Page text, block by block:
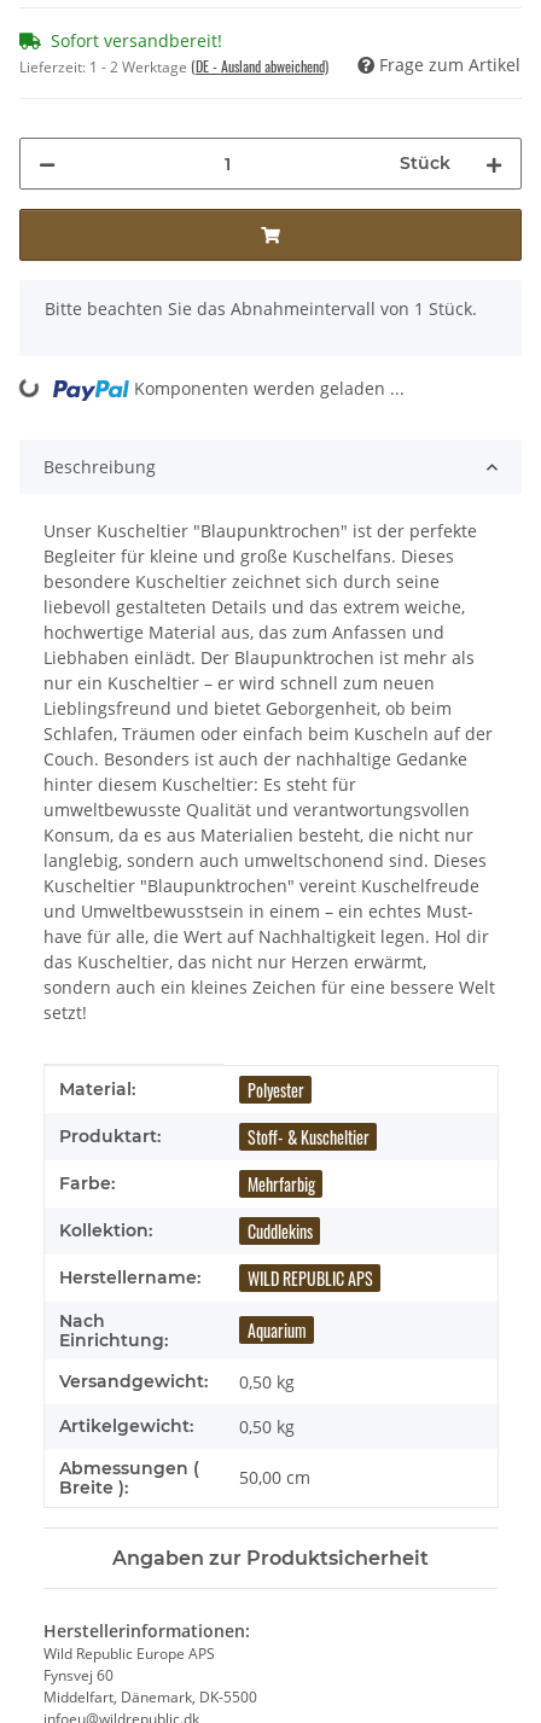
Sofort versandbereit!
Lieferzeit: 1 - 2 Werktage (DE - Ausland abweichend) Frage zum Artikel
Stück
x
Bitte beachten Sie das Abnahmeintervall von 1 Stück.
Komponenten werden geladen ...
Beschreibung
Unser Kuscheltier "Blaupunktrochen" ist der perfekte
Begleiter für kleine und große Kuschelfans. Dieses
besondere Kuscheltier zeichnet sich durch seine
liebevoll gestalteten Details und das extrem weiche,
hochwertige Material aus, das zum Anfassen und
Liebhaben einlädt. Der Blaupunktrochen ist mehr als
nur ein Kuscheltier – er wird schnell zum neuen
Lieblingsfreund und bietet Geborgenheit, ob beim
Schlafen, Träumen oder einfach beim Kuscheln auf der
Couch. Besonders ist auch der nachhaltige Gedanke
hinter diesem Kuscheltier: Es steht für
umweltbewusste Qualität und verantwortungsvollen
Konsum, da es aus Materialien besteht, die nicht nur
langlebig, sondern auch umweltschonend sind. Dieses
Kuscheltier "Blaupunktrochen" vereint Kuschelfreude
und Umweltbewusstsein in einem – ein echtes Must-
have für alle, die Wert auf Nachhaltigkeit legen. Hol dir
das Kuscheltier, das nicht nur Herzen erwärmt,
sondern auch ein kleines Zeichen für eine bessere Welt
setzt!
Produkteigenschaft
Wert
Material: Polyester
Produktart: Stoff- & Kuscheltier
Farbe: Mehrfarbig
Kollektion: Cuddlekins
Herstellername: WILD REPUBLIC APS
Nach
Einrichtung:
Aquarium
Versandgewicht: 0,50 kg
Artikelgewicht: 0,50 kg
Abmessungen (
Breite ):
50,00 cm
Angaben zur Produktsicherheit
Herstellerinformationen:
Wild Republic Europe APS
Fynsvej 60
Middelfart, Dänemark, DK-5500
infoeu@wildrepublic.dk